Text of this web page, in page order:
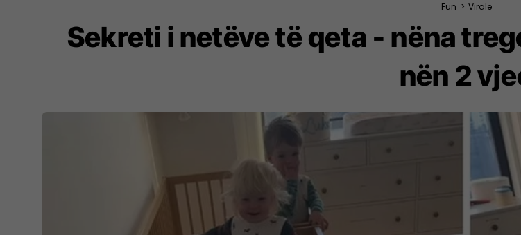
Fun > Virale
Sekreti i netëve të qeta - nëna
nën 2